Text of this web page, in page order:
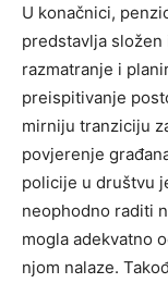
U konačnici,
predstavlja
razmatranje i
preispitivanje
mirniju tranziciju
povjerenje
policije u društvu
neophodno raditi
mogla adekvatno
njom nalaze.